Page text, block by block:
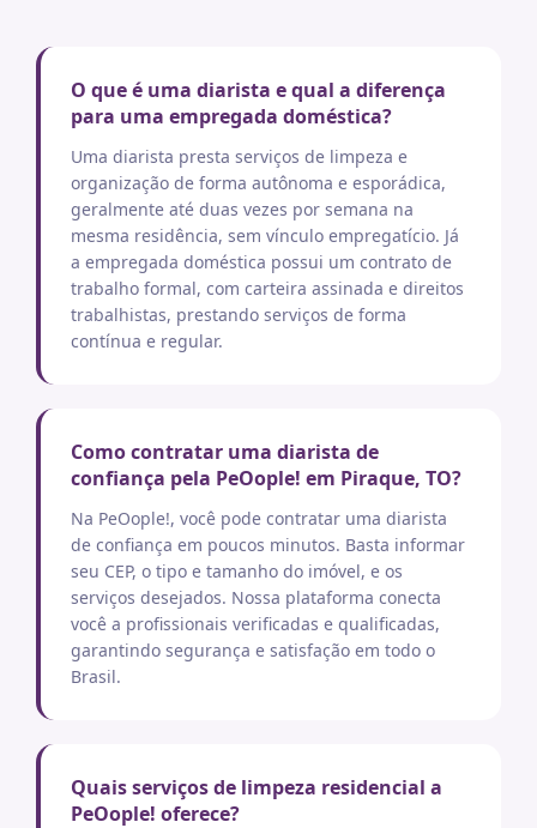
O que é uma diarista e qual a diferença
para uma empregada doméstica?
Uma diarista presta serviços de limpeza e
organização de forma autônoma e esporádica,
geralmente até duas vezes por semana na
mesma residência, sem vínculo empregatício. Já
a empregada doméstica possui um contrato de
trabalho formal, com carteira assinada e direitos
trabalhistas, prestando serviços de forma
contínua e regular.
Como contratar uma diarista de
confiança pela PeOople! em Piraque, TO?
Na PeOople!, você pode contratar uma diarista
de confiança em poucos minutos. Basta informar
seu CEP, o tipo e tamanho do imóvel, e os
serviços desejados. Nossa plataforma conecta
você a profissionais verificadas e qualificadas,
garantindo segurança e satisfação em todo o
Brasil.
Quais serviços de limpeza residencial a
PeOople! oferece?